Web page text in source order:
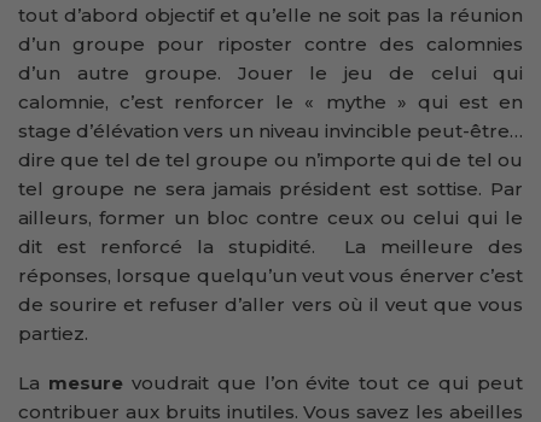
tout d’abord objectif et qu’elle ne soit pas la réunion
d’un groupe pour riposter contre des calomnies
d’un autre groupe. Jouer le jeu de celui qui
calomnie, c’est renforcer le « mythe » qui est en
stage d’élévation vers un niveau invincible peut-être…
dire que tel de tel groupe ou n’importe qui de tel ou
tel groupe ne sera jamais président est sottise. Par
ailleurs, former un bloc contre ceux ou celui qui le
dit est renforcé la stupidité. La meilleure des
réponses, lorsque quelqu’un veut vous énerver c’est
de sourire et refuser d’aller vers où il veut que vous
partiez.
La mesure voudrait que l’on évite tout ce qui peut
contribuer aux bruits inutiles. Vous savez les abeilles